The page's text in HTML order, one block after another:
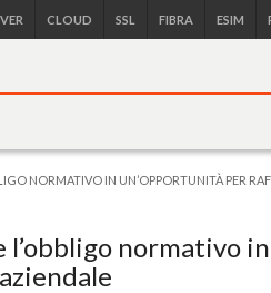
CLOUD SSL FIBRA ESIM
NORMATIVO IN UN’OPPORTUNITÀ PER
normativo